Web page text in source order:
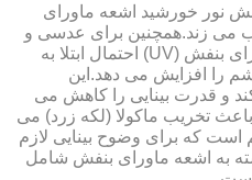
نور خورشید اشعه ماورای
می زند.همچنین برای عدسی و
قرنیه چشم مضراست.اشعه ماورای بنفش (UV) احتمال ابتلا به
را افزایش می دهد.این
و قدرت بینایی را کاهش می
تخریب ماکولا (لکه زرد) می
که برای وضوح بینایی لازم
به اشعه ماورای بنفش شامل